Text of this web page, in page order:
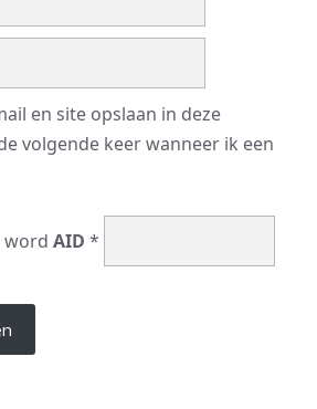
en site opslaan in deze
volgende keer wanneer ik een
word AID *